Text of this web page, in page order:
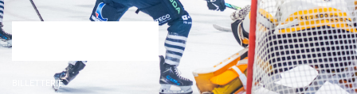
BILLETTERIE